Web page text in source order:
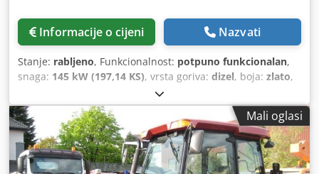
Informacije o cijeni Nazvati
Stanje: rabljeno, Funkcionalnost: potpuno funkcionalan,
snaga: 145 kW (197,14 KS), vrsta goriva: dizel, boja: zlato,
, Godina proizvodnje:
sati:8.000 h, Oprema:centralizirani sustav za
podmazivanje, kabina, klima uređaj, Case 821C utovarivač
na kotačima Godina proizvodnje: 2000 8.000 radnih sati
Dcedpfxoy Uxt Sj Al Iok 145 kW cca 18.000 kg Klima uređaj
Centralno podmazivanje Gume 23,5R25
Mali oglasi